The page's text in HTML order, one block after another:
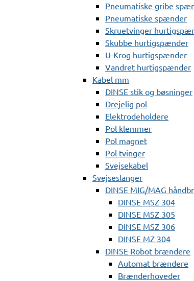
Pneumatiske gribe
Pneumatiske spænder
Skruetvinger
Skubbe hurtigspænder
U-Krog hurtigspænder
Vandret hurtigspænder
Kabel mm
DINSE stik og bøsninger
Drejelig pol
Elektrodeholdere
Pol klemmer
Pol magnet
Pol tvinger
Svejsekabel
Svejseslanger
DINSE MIG/MAG
DINSE MSZ 304
DINSE MSZ 305
DINSE MSZ 306
DINSE MZ 304
DINSE Robot brændere
Automat brændere
Brænderhoveder